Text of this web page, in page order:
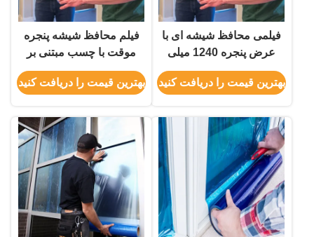
فیلمی محافظ شیشه ای با
عرض پنجره 1240 میلی
متری بدون حذف بقایای
مواد و ثبات UV برای
بهترین قیمت را دریافت کنید
فیلم محافظ شیشه پنجره
موقت با چسب مبتنی بر
حلال برای پاک کردن و
محافظت در برابر UV
بهترین قیمت را دریافت کنید